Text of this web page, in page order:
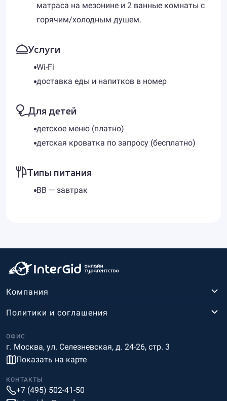
матраса на мезонине и 2 ванные комнаты с
горячим/холодным душем.
Услуги
Wi-Fi
доставка еды и напитков в номер
Для детей
детское меню (платно)
детская кроватка по запросу (бесплатно)
Типы питания
BB — завтрак
Компания
ОФИС
г. Москва, ул. Селезневская, д. 24-26, стр. 3
Показать на карте
Политики и соглашения
КОНТАКТЫ
+7 (495) 502-41-50